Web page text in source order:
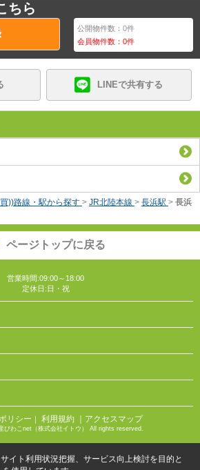
ちら
公開物件数：0件
会員物件数：0件
LINEで共有する
))路線・駅から探す > JR北陸本線 > 長浜駅 > 長浜
ページトップに戻る
営業時間:09:00～18:00
定休日:日・祝
リシー 利用規約 ｜アクセスマップ
びわこnet（株式会社イトウ） All rights reserved.
イト利用状況把握、サービス向上検討を目的と